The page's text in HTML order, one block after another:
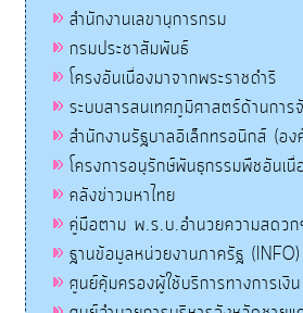
สำนักงานเลขานุการกรม
กรมประชาสัมพันธ์
โครงอันเนื่องมาจากพระราชดำริ
ระบบสารสนเทศภูมิศาสตร์ด้านการ
สำนักงานรัฐบาลอิเล็กทรอนิกส์ (อ
โครงการอนุรักษ์พันธุกรรมพืชอันเนื่
คลังข่าวมหาไทย
คู่มือตาม พ.ร.บ.อำนวยความสดวก
ฐานข้อมูลหน่วยงานภาครัฐ (INFO)
ศูนย์คุ้มครองผู้ใช้บริการทางการเงิ